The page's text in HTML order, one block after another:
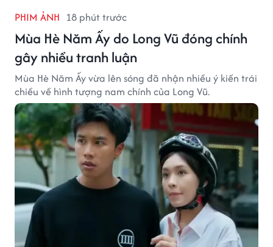
PHIM ẢNH 18 phút trước
Mùa Hè Năm Ấy do Long Vũ đóng chính
gây nhiều tranh luận
Mùa Hè Năm Ấy vừa lên sóng đã nhận nhiều ý kiến trái
chiều về hình tượng nam chính của Long Vũ.